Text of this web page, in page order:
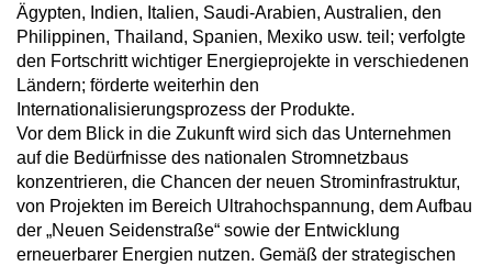
Ägypten, Indien, Italien, Saudi-Arabien, Australien, den
Philippinen, Thailand, Spanien, Mexiko usw. teil; verfolgte
den Fortschritt wichtiger Energieprojekte in verschiedenen
Ländern; förderte weiterhin den
Internationalisierungsprozess der Produkte.
Vor dem Blick in die Zukunft wird sich das Unternehmen
auf die Bedürfnisse des nationalen Stromnetzbaus
konzentrieren, die Chancen der neuen Strominfrastruktur,
von Projekten im Bereich Ultrahochspannung, dem Aufbau
der „Neuen Seidenstraße“ sowie der Entwicklung
erneuerbarer Energien nutzen. Gemäß der strategischen